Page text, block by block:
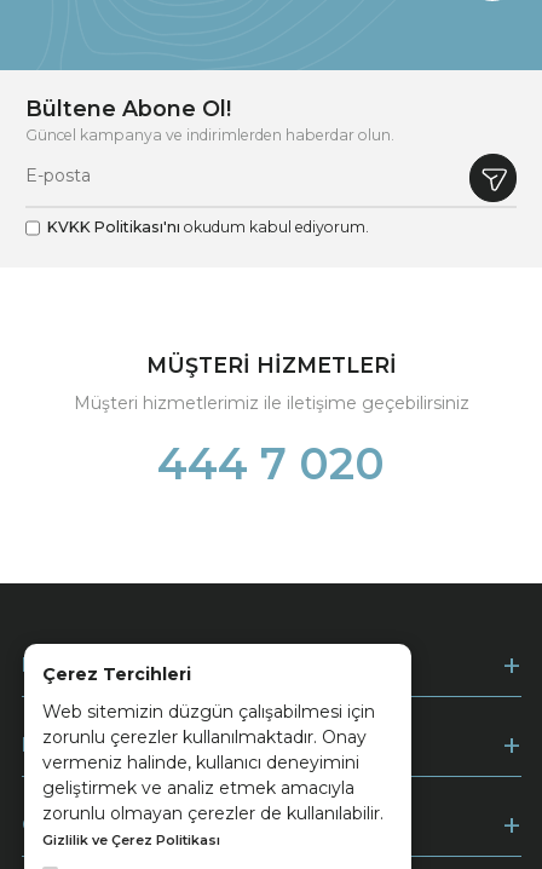
Çerez Tercihleri
Web sitemizin düzgün çalışabilmesi için
zorunlu çerezler kullanılmaktadır. Onay
vermeniz halinde, kullanıcı deneyimini
geliştirmek ve analiz etmek amacıyla
zorunlu olmayan çerezler de kullanılabilir.
Gizlilik ve Çerez Politikası
Bültene Abone Ol!
Güncel kampanya ve indirimlerden haberdar olun.
KVKK Politikası'nı okudum kabul ediyorum.
MÜŞTERİ HİZMETLERİ
Müşteri hizmetlerimiz ile iletişime geçebilirsiniz
444 7 020
Kurumsal
Müşteri Hizmetleri
Ödeme